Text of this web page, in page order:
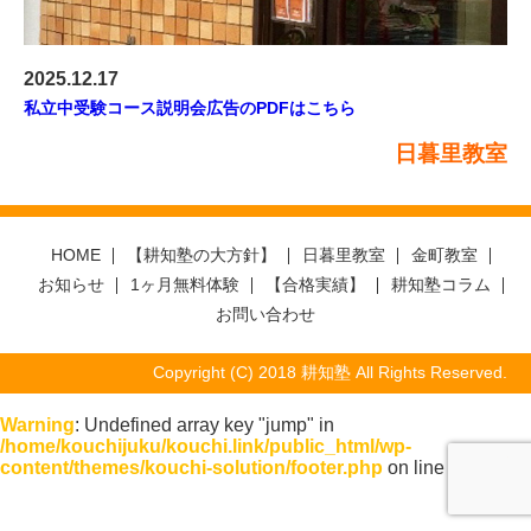
2025.12.17
私立中受験コース説明会広告のPDFはこちら
日暮里教室
HOME 【耕知塾の大方針】 日暮里教室
金町教室
お知らせ
1ヶ月無料体験 【合格実績】
耕知塾コラム
お問い合わせ
Copyright (C) 2018 耕知塾 All Rights Reserved.
Warning: Undefined array key "jump" in
/home/kouchijuku/kouchi.link/public_html/wp-
content/themes/kouchi-solution/footer.php on line